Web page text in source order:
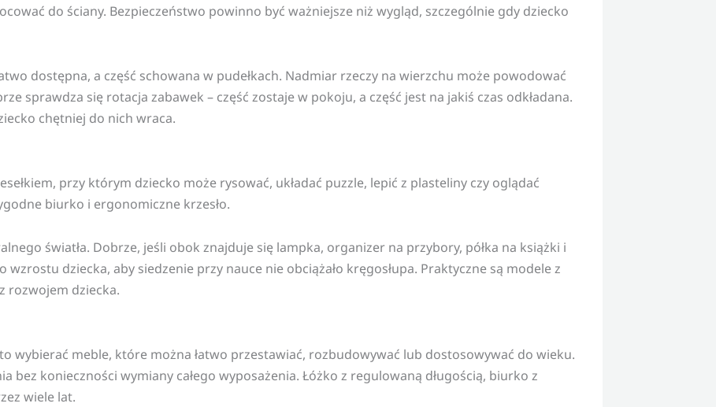
do ściany. Bezpieczeństwo powinno być ważniejsze niż wygląd, szczególnie gdy dziecko
dostępna, a część schowana w pudełkach. Nadmiar rzeczy na wierzchu może powodować
sprawdza się rotacja zabawek – część zostaje w pokoju, a część jest na jakiś czas odkładana.
chętniej do nich wraca.
przy którym dziecko może rysować, układać puzzle, lepić z plasteliny czy oglądać
biurko i ergonomiczne krzesło.
światła. Dobrze, jeśli obok znajduje się lampka, organizer na przybory, półka na książki i
dziecka, aby siedzenie przy nauce nie obciążało kręgosłupa. Praktyczne są modele z
rozwojem dziecka.
wybierać meble, które można łatwo przestawiać, rozbudowywać lub dostosowywać do wieku.
bez konieczności wymiany całego wyposażenia. Łóżko z regulowaną długością, biurko z
wiele lat.